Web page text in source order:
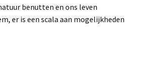
benutten en ons leven
er is een scala aan mogelijkheden